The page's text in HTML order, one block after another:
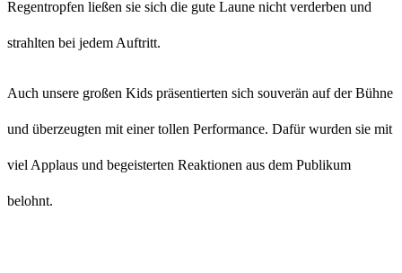
Regentropfen ließen sie sich die gute Laune nicht verderben und
strahlten bei jedem Auftritt.
Auch unsere großen Kids präsentierten sich souverän auf der Bühne
und überzeugten mit einer tollen Performance. Dafür wurden sie mit
viel Applaus und begeisterten Reaktionen aus dem Publikum
belohnt.